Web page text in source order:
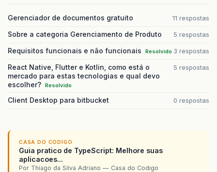
Gerenciador de documentos gratuito 11 respostas
Sobre a categoria Gerenciamento de Produto 5 respostas
Requisitos funcionais e não funcionais Resolvido 3 respostas
React Native, Flutter e Kotlin, como está o
mercado para estas tecnologias e qual devo
escolher? Resolvido
5 respostas
Client Desktop para bitbucket 0 respostas
CASA DO CODIGO
Guia pratico de TypeScript: Melhore suas
aplicacoes...
Por Thiago da Silva Adriano — Casa do Codigo